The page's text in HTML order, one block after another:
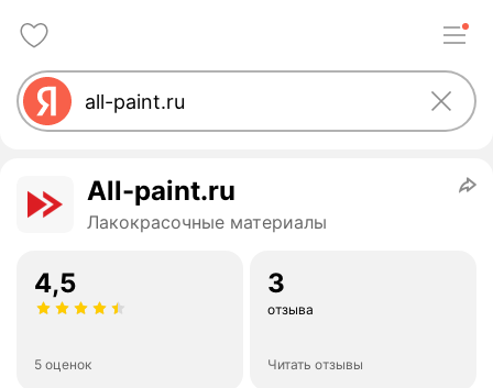
All-paint.ru
Лакокрасочные материалы
4,5
5 оценок
3
отзыва
Читать отзывы